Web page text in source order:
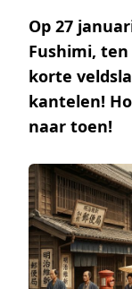
Op 27
Fushimi,
korte
kantelen!
naar toen!